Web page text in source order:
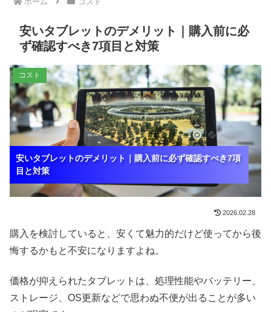
安いタブレットのデメリット｜購入前に必
ず確認すべき7項目と対策
安いタブレットのデメリット｜購入前に必ず確認すべき7項
目と対策
安いタブレットのデメリット｜購入前に必ず確認すべき7項
目と対策
安いタブレットのデメリット｜購入前に必ず確認すべき7項
目と対策
コスト
2026.02.28
購入を検討していると、安くて魅力的だけど使ってから後
悔するかもと不安になりますよね。
価格が抑えられたタブレットは、処理性能やバッテリー、
ストレージ、OS更新などで思わぬ不便が出ることが多い